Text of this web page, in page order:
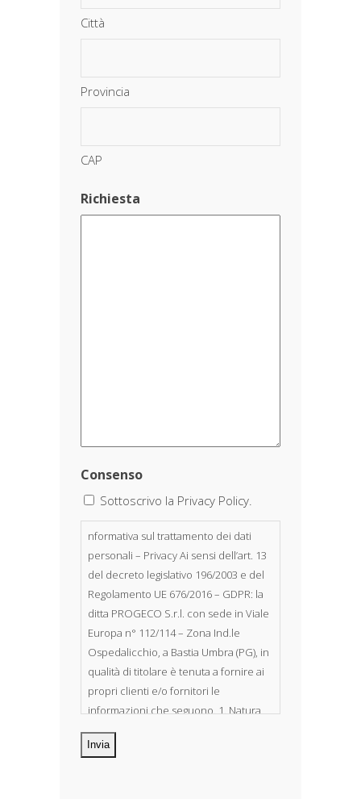
Città
Provincia
CAP
Richiesta
Consenso
Sottoscrivo la Privacy Policy.
nformativa sul trattamento dei dati
personali – Privacy Ai sensi dell’art. 13
del decreto legislativo 196/2003 e del
Regolamento UE 676/2016 – GDPR: la
ditta PROGECO S.r.l. con sede in Viale
Europa n° 112/114 – Zona Ind.le
Ospedalicchio, a Bastia Umbra (PG), in
qualità di titolare è tenuta a fornire ai
propri clienti e/o fornitori le
informazioni che seguono. 1. Natura
dei dati personali Costituiscono
oggetto di trattamento i Suoi dati